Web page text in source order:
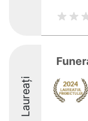
Laureați